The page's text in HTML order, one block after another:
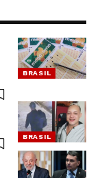
BRASIL
BRASIL